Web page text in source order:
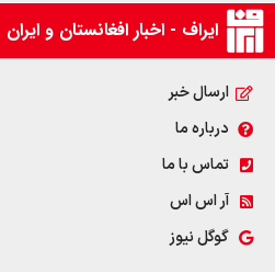
ایراف - اخبار افغانستان و ایران
ارسال خبر
درباره ما
تماس با ما
آر اس اس
گوگل نیوز